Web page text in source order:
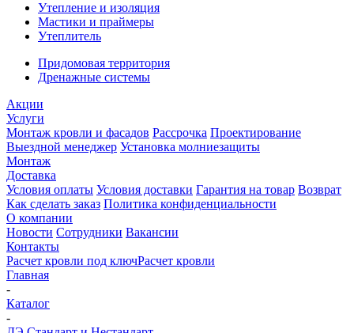
Утепление и изоляция
Мастики и праймеры
Утеплитель
Придомовая территория
Дренажные системы
Акции
Услуги
Монтаж кровли и фасадов Рассрочка Проектирование
Выездной менеджер Установка молниезащиты
Монтаж
Доставка
Условия оплаты Условия доставки Гарантия на товар Возврат
Как сделать заказ Политика конфиденциальности
О компании
Новости Сотрудники Вакансии
Контакты
Расчет кровли под ключРасчет кровли
Главная
-
Каталог
-